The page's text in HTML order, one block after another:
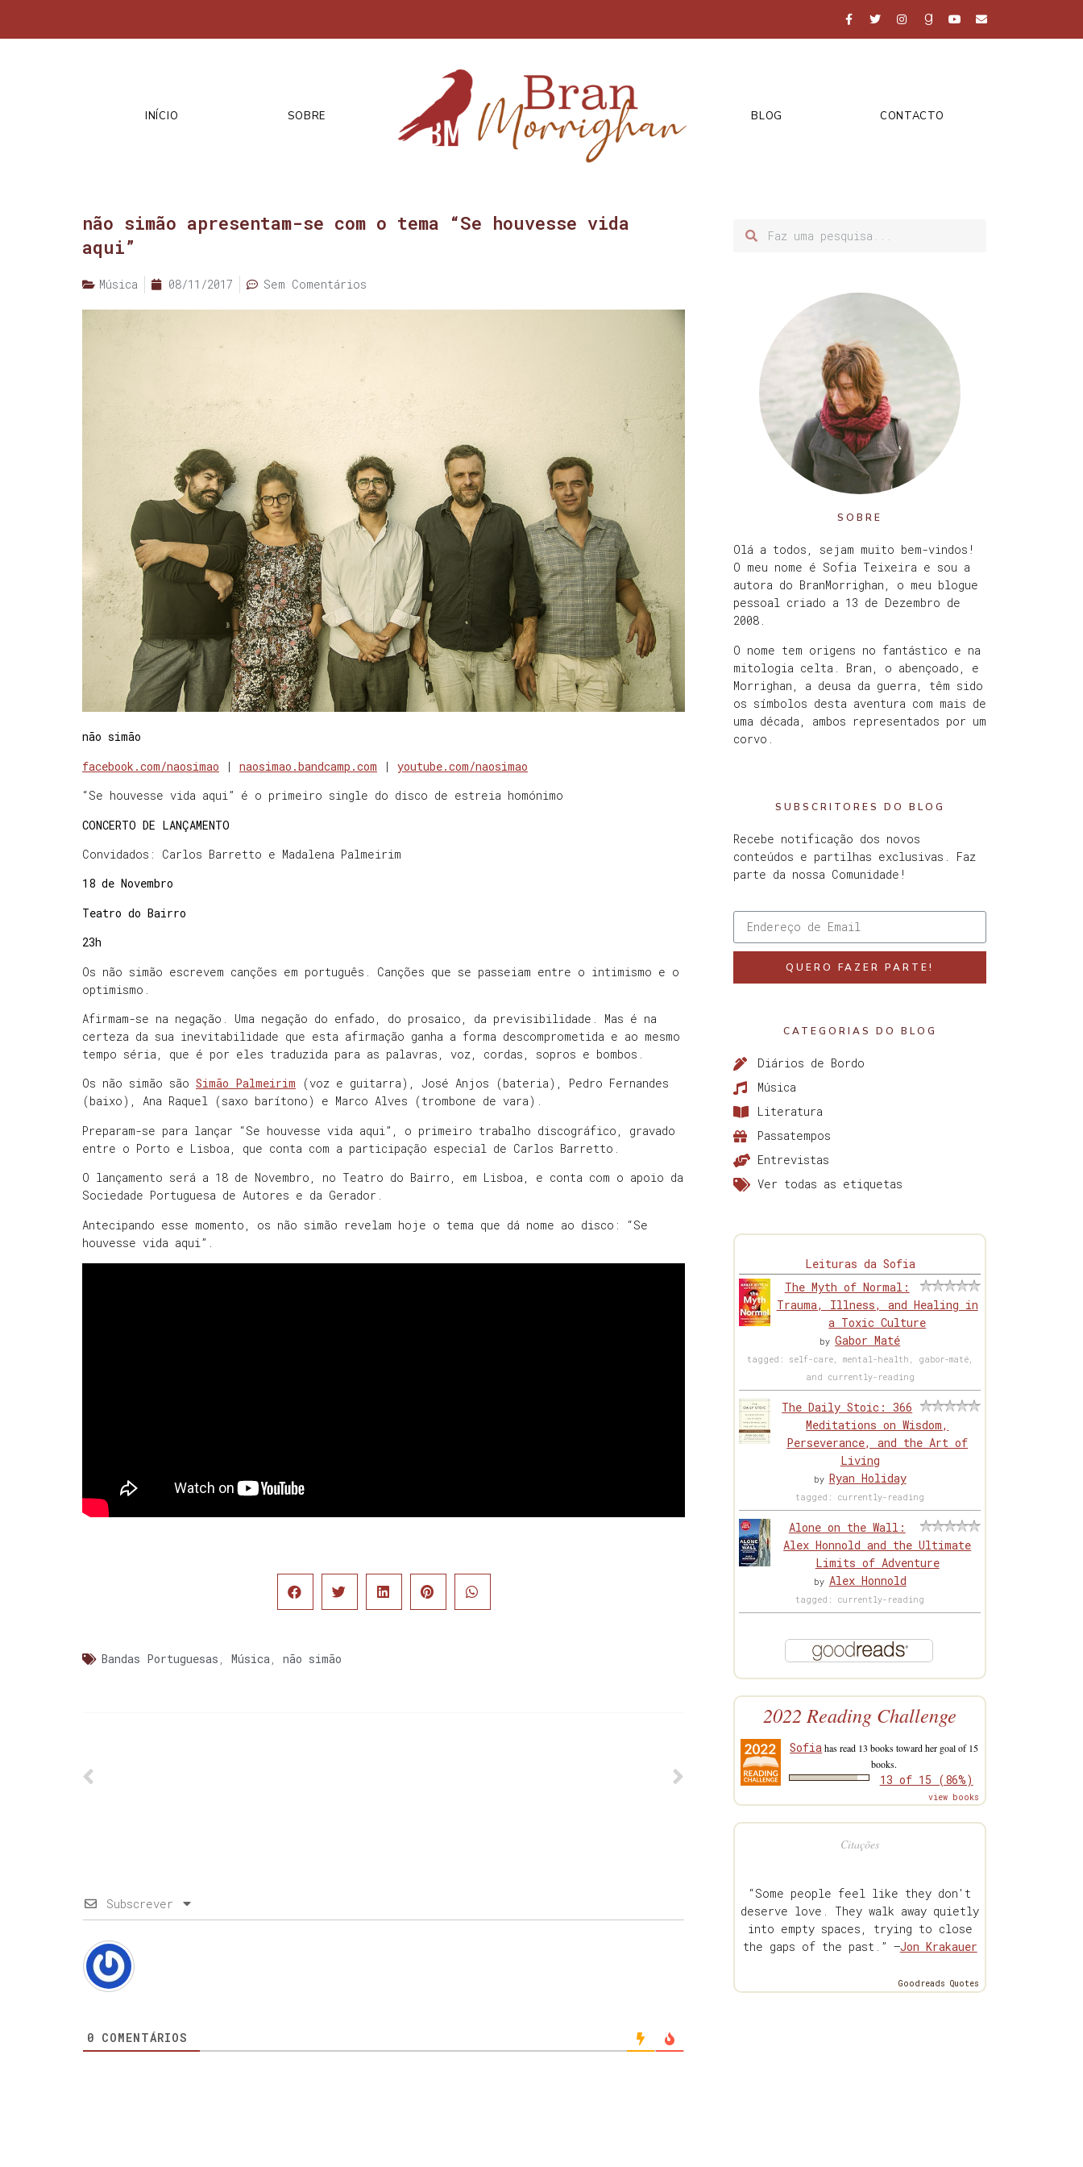
INÍCIO SOBRE BLOG CONTACTO
não simão apresentam-se com o tema “Se houvesse vida
aqui”
Música 08/11/2017 Sem Comentários
não simão
facebook.com/naosimao | naosimao.bandcamp.com | youtube.com/naosimao
“Se houvesse vida aqui” é o primeiro single do disco de estreia homónimo
CONCERTO DE LANÇAMENTO
Convidados: Carlos Barretto e Madalena Palmeirim
18 de Novembro
Teatro do Bairro
23h
Os não simão escrevem canções em português. Canções que se passeiam entre o intimismo e o
optimismo.
Afirmam-se na negação. Uma negação do enfado, do prosaico, da previsibilidade. Mas é na
certeza da sua inevitabilidade que esta afirmação ganha a forma descomprometida e ao mesmo
tempo séria, que é por eles traduzida para as palavras, voz, cordas, sopros e bombos.
Os não simão são Simão Palmeirim (voz e guitarra), José Anjos (bateria), Pedro Fernandes
(baixo), Ana Raquel (saxo barítono) e Marco Alves (trombone de vara).
Preparam-se para lançar “Se houvesse vida aqui”, o primeiro trabalho discográfico, gravado
entre o Porto e Lisboa, que conta com a participação especial de Carlos Barretto.
O lançamento será a 18 de Novembro, no Teatro do Bairro, em Lisboa, e conta com o apoio da
Sociedade Portuguesa de Autores e da Gerador.
Antecipando esse momento, os não simão revelam hoje o tema que dá nome ao disco: “Se
houvesse vida aqui”.
Bandas Portuguesas , Música, não simão
Subscrever
0 COMENTÁRIOS
SOBRE
Olá a todos, sejam muito bem-vindos!
O meu nome é Sofia Teixeira e sou a
autora do BranMorrighan, o meu blogue
pessoal criado a 13 de Dezembro de
2008.
O nome tem origens no fantástico e na
mitologia celta. Bran, o abençoado, e
Morrighan, a deusa da guerra, têm sido
os símbolos desta aventura com mais de
uma década, ambos representados por um
corvo.
SUBSCRITORES DO BLOG
Recebe notificação dos novos
conteúdos e partilhas exclusivas. Faz
parte da nossa Comunidade!
QUERO FAZER PARTE!
CATEGORIAS DO BLOG
Diários de Bordo
Música
Literatura
Passatempos
Entrevistas
Ver todas as etiquetas
Leituras da Sofia
The Myth of Normal:
Trauma, Illness, and Healing in
a Toxic Culture
byGabor Maté
tagged: self-care, mental-health, gabor-maté,
and currently-reading
The Daily Stoic: 366
Meditations on Wisdom,
Perseverance, and the Art of
Living
by Ryan Holiday
tagged: currently-reading
Alone on the Wall:
Alex Honnold and the Ultimate
Limits of Adventure
by Alex Honnold
tagged: currently-reading
2022 Reading Challenge
Sofiahas read 13 books toward her goal of 15
books.
13 of 15 (86%)
view books
Citações
“Some people feel like they don't
deserve love. They walk away quietly
into empty spaces, trying to close
the gaps of the past.” —Jon Krakauer
Goodreads Quotes